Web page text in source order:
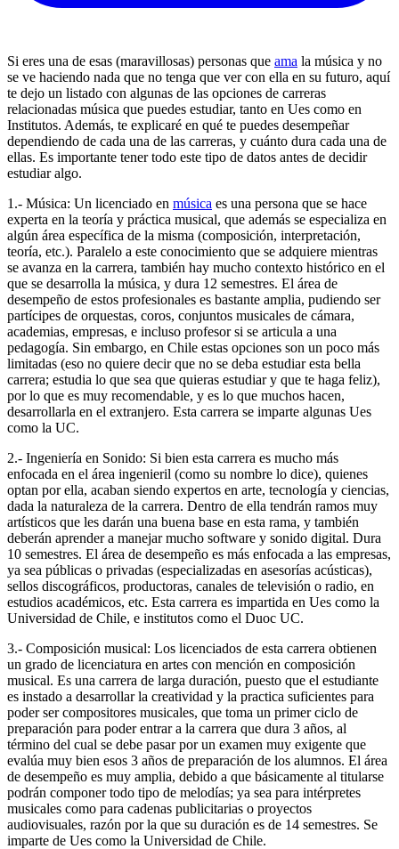
Si eres una de esas (maravillosas) personas que ama la música y no
se ve haciendo nada que no tenga que ver con ella en su futuro, aquí
te dejo un listado con algunas de las opciones de carreras
relacionadas música que puedes estudiar, tanto en Ues como en
Institutos. Además, te explicaré en qué te puedes desempeñar
dependiendo de cada una de las carreras, y cuánto dura cada una de
ellas. Es importante tener todo este tipo de datos antes de decidir
estudiar algo.
1.- Música: Un licenciado en música es una persona que se hace
experta en la teoría y práctica musical, que además se especializa en
algún área específica de la misma (composición, interpretación,
teoría, etc.). Paralelo a este conocimiento que se adquiere mientras
se avanza en la carrera, también hay mucho contexto histórico en el
que se desarrolla la música, y dura 12 semestres. El área de
desempeño de estos profesionales es bastante amplia, pudiendo ser
partícipes de orquestas, coros, conjuntos musicales de cámara,
academias, empresas, e incluso profesor si se articula a una
pedagogía. Sin embargo, en Chile estas opciones son un poco más
limitadas (eso no quiere decir que no se deba estudiar esta bella
carrera; estudia lo que sea que quieras estudiar y que te haga feliz),
por lo que es muy recomendable, y es lo que muchos hacen,
desarrollarla en el extranjero. Esta carrera se imparte algunas Ues
como la UC.
2.- Ingeniería en Sonido: Si bien esta carrera es mucho más
enfocada en el área ingenieril (como su nombre lo dice), quienes
optan por ella, acaban siendo expertos en arte, tecnología y ciencias,
dada la naturaleza de la carrera. Dentro de ella tendrán ramos muy
artísticos que les darán una buena base en esta rama, y también
deberán aprender a manejar mucho software y sonido digital. Dura
10 semestres. El área de desempeño es más enfocada a las empresas,
ya sea públicas o privadas (especializadas en asesorías acústicas),
sellos discográficos, productoras, canales de televisión o radio, en
estudios académicos, etc. Esta carrera es impartida en Ues como la
Universidad de Chile, e institutos como el Duoc UC.
3.- Composición musical: Los licenciados de esta carrera obtienen
un grado de licenciatura en artes con mención en composición
musical. Es una carrera de larga duración, puesto que el estudiante
es instado a desarrollar la creatividad y la practica suficientes para
poder ser compositores musicales, que toma un primer ciclo de
preparación para poder entrar a la carrera que dura 3 años, al
término del cual se debe pasar por un examen muy exigente que
evalúa muy bien esos 3 años de preparación de los alumnos. El área
de desempeño es muy amplia, debido a que básicamente al titularse
podrán componer todo tipo de melodías; ya sea para intérpretes
musicales como para cadenas publicitarias o proyectos
audiovisuales, razón por la que su duración es de 14 semestres. Se
imparte de Ues como la Universidad de Chile.